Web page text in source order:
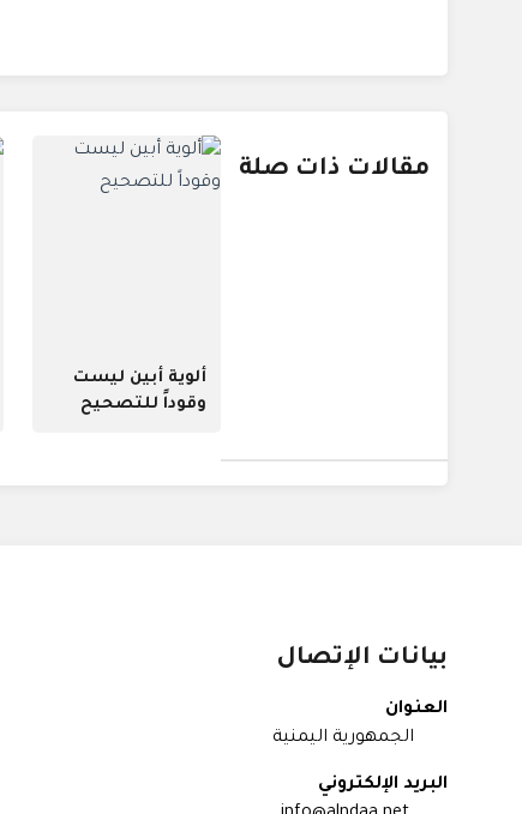
مقالات ذات صلة
ألوية أبين ليست
وقوداً للتصحيح
بيانات الإتصال
العنوان
الجمهورية اليمنية
البريد الإلكتروني